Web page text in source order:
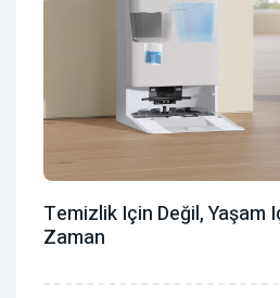
Temizlik Için Değil, Yaşam
Zaman